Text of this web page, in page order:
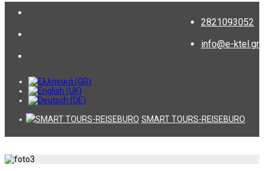
2821093052
info@e-ktel.gr
SMART TOURS-REISEBURO